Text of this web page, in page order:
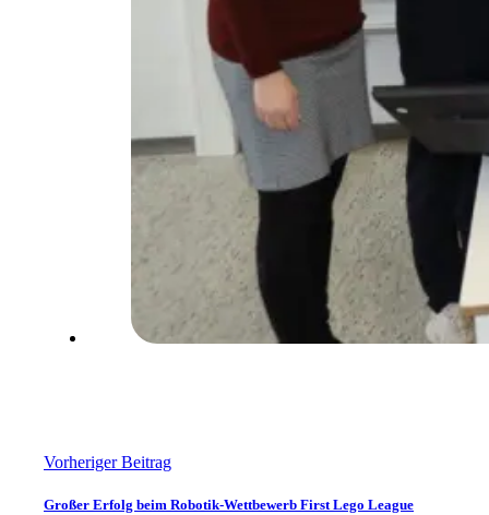
Vorheriger Beitrag
Großer Erfolg beim Robotik-Wettbewerb First Lego League